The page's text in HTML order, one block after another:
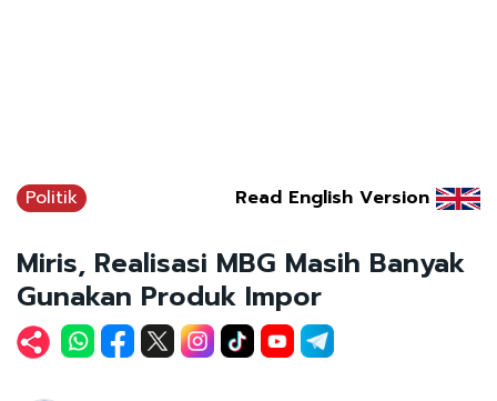
Politik Read English Version
Miris, Realisasi MBG Masih Banyak
Gunakan Produk Impor